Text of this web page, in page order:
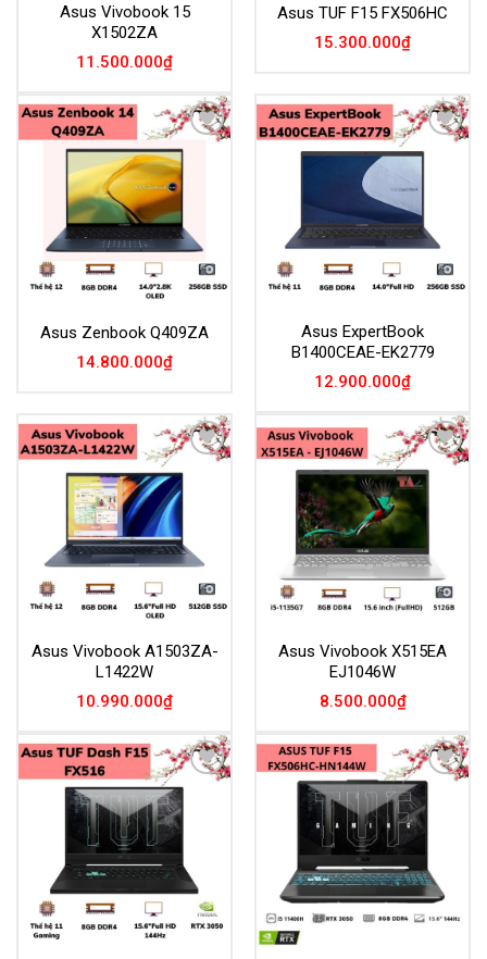
Asus Vivobook 15
X1502ZA
11.500.000₫
Asus TUF F15 FX506HC
15.300.000₫
Add to
Wishlist
Asus Zenbook Q409ZA
14.800.000₫
Add to
Asus ExpertBook
B1400CEAE-EK2779
12.900.000₫
Add to
Wishlist
Asus Vivobook A1503ZA-
L1422W
10.990.000₫
Add to
Wishlist
Asus Vivobook X515EA
EJ1046W
8.500.000₫
Add to
Wishlist
Add to
Wishlist